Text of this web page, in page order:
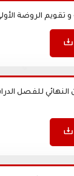
تقويم الروضة
النهائي للفصل